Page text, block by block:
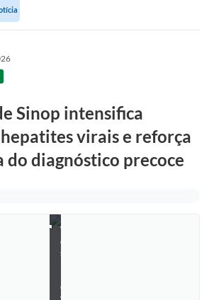
Sinop intensifica
virais e reforça
diagnóstico precoce
F
:
W
e
s
e
y